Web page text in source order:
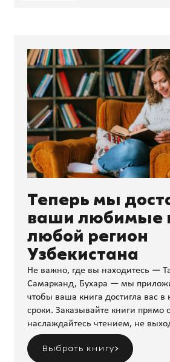
Теперь мы
ваши любимые
любой регион
Узбекистана
Не важно, где вы находитесь —
Самарканд, Бухара — мы
чтобы ваша книга достигла вас в
сроки. Заказывайте книги прямо
наслаждайтесь чтением, не
Выбрать книгу